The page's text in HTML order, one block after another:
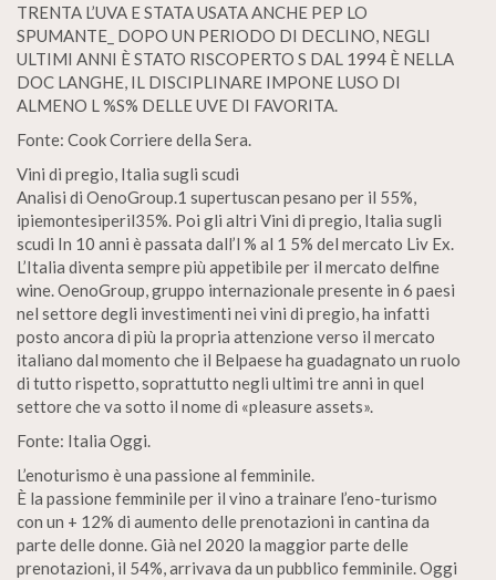
TRENTA L’UVA E STATA USATA ANCHE PEP LO
SPUMANTE_ DOPO UN PERIODO DI DECLINO, NEGLI
ULTIMI ANNI È STATO RISCOPERTO S DAL 1994 È NELLA
DOC LANGHE, IL DISCIPLINARE IMPONE LUSO DI
ALMENO L %S% DELLE UVE DI FAVORITA.
Fonte: Cook Corriere della Sera.
Vini di pregio, Italia sugli scudi
Analisi di OenoGroup.1 supertuscan pesano per il 55%,
ipiemontesiperil35%. Poi gli altri Vini di pregio, Italia sugli
scudi In 10 anni è passata dall’l % al 1 5% del mercato Liv Ex.
L’Italia diventa sempre più appetibile per il mercato delfine
wine. OenoGroup, gruppo internazionale presente in 6 paesi
nel settore degli investimenti nei vini di pregio, ha infatti
posto ancora di più la propria attenzione verso il mercato
italiano dal momento che il Belpaese ha guadagnato un ruolo
di tutto rispetto, soprattutto negli ultimi tre anni in quel
settore che va sotto il nome di «pleasure assets».
Fonte: Italia Oggi.
L’enoturismo è una passione al femminile.
È la passione femminile per il vino a trainare l’eno-turismo
con un + 12% di aumento delle prenotazioni in cantina da
parte delle donne. Già nel 2020 la maggior parte delle
prenotazioni, il 54%, arrivava da un pubblico femminile. Oggi